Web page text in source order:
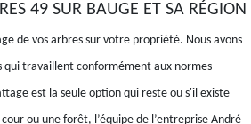
49 SUR BAUGE ET SA RÉGION
de vos arbres sur votre propriété. Nous avons
qui travaillent conformément aux normes
est la seule option qui reste ou s'il existe
ou une forêt, l’équipe de l’entreprise André